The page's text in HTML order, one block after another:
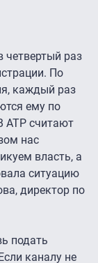
четвертый раз
По
каждый раз
ему по
АТР считают
нас
власть, а
ситуацию
директор по
подать
каналу не